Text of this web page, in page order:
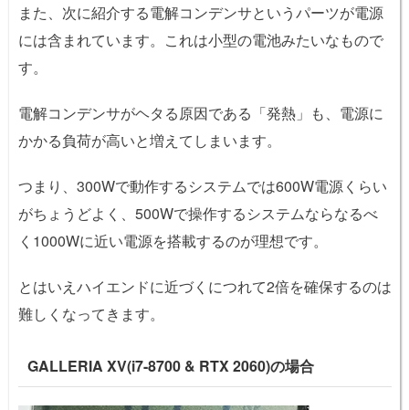
また、次に紹介する電解コンデンサというパーツが電源
には含まれています。これは小型の電池みたいなもので
す。
電解コンデンサがヘタる原因である「発熱」も、電源に
かかる負荷が高いと増えてしまいます。
つまり、300Wで動作するシステムでは600W電源くらい
がちょうどよく、500Wで操作するシステムならなるべ
く1000Wに近い電源を搭載するのが理想です。
とはいえハイエンドに近づくにつれて2倍を確保するのは
難しくなってきます。
GALLERIA XV(i7-8700 & RTX 2060)の場合